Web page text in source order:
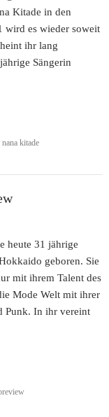
Kitade in den
wird es wieder soweit
ihr lang
Sängerin
nana kitade
heute 31 jährige
geboren. Sie
mit ihrem Talent des
Mode Welt mit ihrer
Punk. In ihr vereint